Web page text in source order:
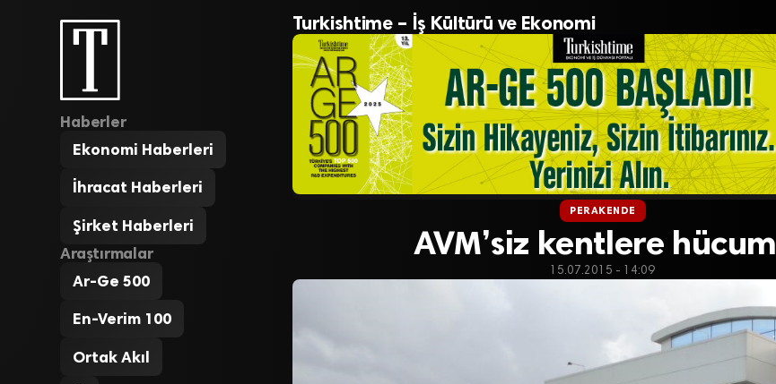
Haberler
Ekonomi Haberleri
İhracat Haberleri
Şirket Haberleri
Araştırmalar
Ar-Ge 500
En-Verim 100
Ortak Akıl
Turkishtime – İş Kültürü ve Ekonomi
PERAKENDE
AVM’siz kentlere hücum
15.07.2015 - 14:09